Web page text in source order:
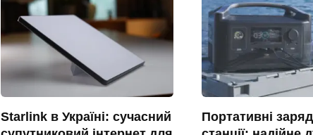
Starlink в Україні: сучасний
Портативні